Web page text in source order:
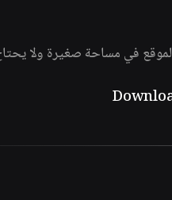
في مساحة صغيرة ولا